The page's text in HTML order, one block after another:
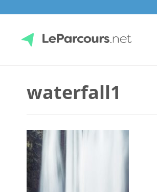
waterfall1